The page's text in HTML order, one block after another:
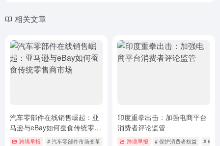
相关文章
汽车零部件在线销售崛起：亚
马逊与eBay如何蚕食传统零售
商市场
跨境早报 # 汽车零部件市场变革
印度重拳出击：加强电商平台
消费者评论监管
跨境早报 # 保护消费者权益 # 电